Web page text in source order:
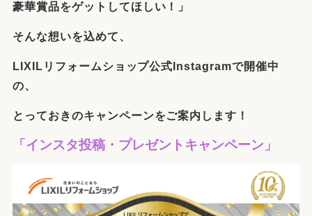
豪華賞品をゲットしてほしい！」
そんな想いを込めて、
LIXILリフォームショップ公式Instagramで開催中
の、
とっておきのキャンペーンをご案内します！
「インスタ投稿・プレゼントキャンペーン」